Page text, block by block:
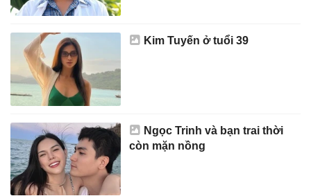
Kim Tuyến ở tuổi 39
Ngọc Trinh và bạn trai thời
còn mặn nồng